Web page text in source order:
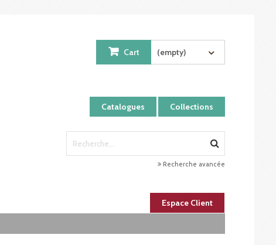
Catalogues Collections
Cart (empty)
Recherche avancée
Espace Client